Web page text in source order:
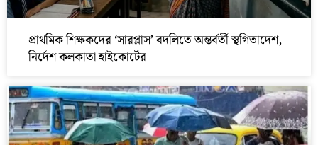
প্রাথমিক শিক্ষকদের ‘সারপ্লাস’ বদলিতে অন্তর্বর্তী স্থগিতাদেশ,
নির্দেশ কলকাতা হাইকোর্টের